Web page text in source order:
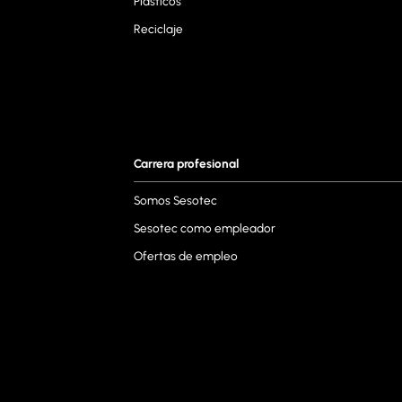
Reciclaje
Carrera profesional
Somos Sesotec
Sesotec como empleador
Ofertas de empleo